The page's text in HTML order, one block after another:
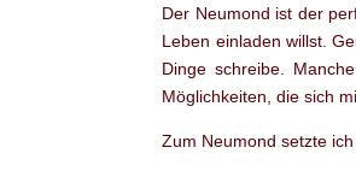
Der Neumond ist der
Leben einladen willst.
Dinge schreibe.
Möglichkeiten, die sich
Zum Neumond setzte